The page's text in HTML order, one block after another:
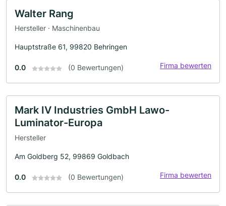
Walter Rang
Hersteller · Maschinenbau
Hauptstraße 61, 99820 Behringen
0.0 (0 Bewertungen) Firma bewerten
Mark IV Industries GmbH Lawo-
Luminator-Europa
Hersteller
Am Goldberg 52, 99869 Goldbach
0.0 (0 Bewertungen) Firma bewerten